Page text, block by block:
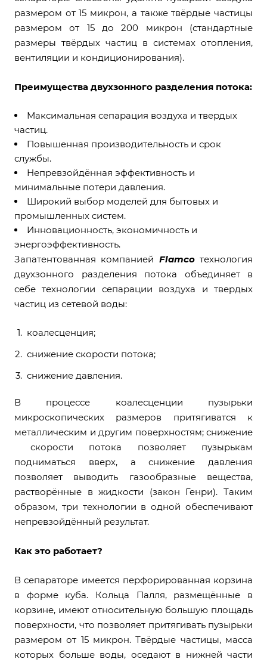
размером от 15 микрон, а также твёрдые частицы
размером от 15 до 200 микрон (стандартные
размеры твёрдых частиц в системах отопления,
вентиляции и кондиционирования).
Преимущества двухзонного разделения потока:
Максимальная сепарация воздуха и твердых
частиц.
Повышенная производительность и срок
службы.
Непревзойдённая эффективность и
минимальные потери давления.
Широкий выбор моделей для бытовых и
промышленных систем.
Инновационность, экономичность и
энергоэффективность.
Запатентованная компанией Flamcoтехнология
двухзонного разделения потока объединяет в
себе технологии сепарации воздуха и твердых
частиц из сетевой воды:
коалесценция;
снижение скорости потока;
снижение давления.
В процессе коалесценции пузырьки
микроскопических размеров притягиватся к
металлическим и другим поверхностям; снижение
скорости потока позволяет пузырькам
подниматься вверх, а снижение давления
позволяет выводить газообразные вещества,
растворённые в жидкости (закон Генри). Таким
образом, три технологии в одной обеспечивают
непревзойдённый результат.
Как это работает?
В сепараторе имеется перфорированная корзина
в форме куба. Кольца Палля, размещённые в
корзине, имеют относительную большую площадь
поверхности, что позволяет притягивать пузырьки
размером от 15 микрон. Твёрдые частицы, масса
которых больше воды, оседают в нижней части